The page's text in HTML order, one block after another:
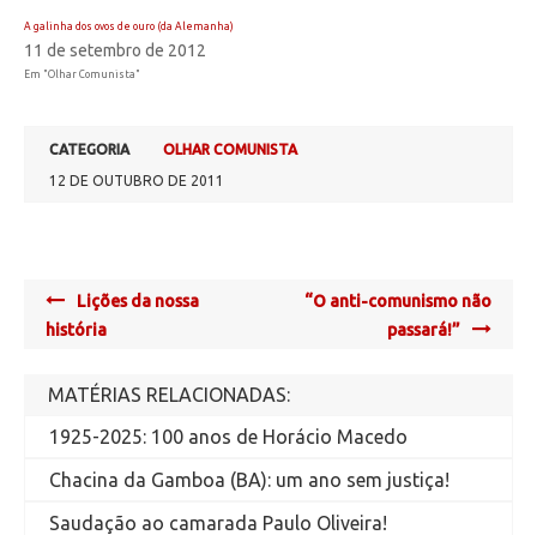
A galinha dos ovos de ouro (da Alemanha)
11 de setembro de 2012
Em "Olhar Comunista"
CATEGORIA
OLHAR COMUNISTA
12 DE OUTUBRO DE 2011
Post
navigation
Lições da nossa
história
“O anti-comunismo não
passará!”
MATÉRIAS RELACIONADAS:
1925-2025: 100 anos de Horácio Macedo
Chacina da Gamboa (BA): um ano sem justiça!
Saudação ao camarada Paulo Oliveira!